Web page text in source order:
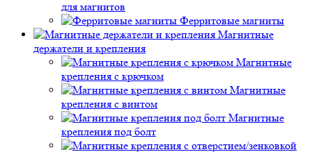
для магнитов
Ферритовые магниты
Магнитные
держатели и крепления
Магнитные
крепления с крючком
Магнитные
крепления с винтом
Магнитные
крепления под болт